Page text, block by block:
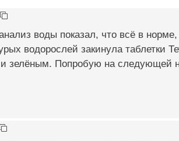
воды показал, что всё в
водорослей закинула таблетки
зелёным. Попробую на следующей